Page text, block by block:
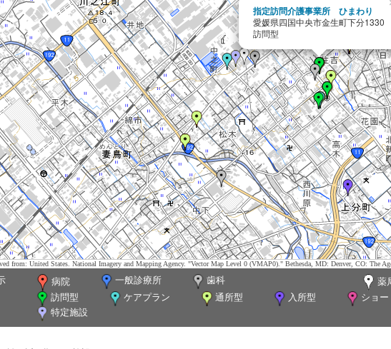
指定訪問介護事業所 ひまわり
愛媛県四国中央市金生町下分1330
訪問型
from: United States. National Imagery and Mapping Agency. "Vector Map Level 0 (VMAP0)." Bethesda, MD: Denver, CO: The
病院 一般診療所 歯科
薬
訪問型
ケアプラン 通所型 入所型
ショ
特定施設